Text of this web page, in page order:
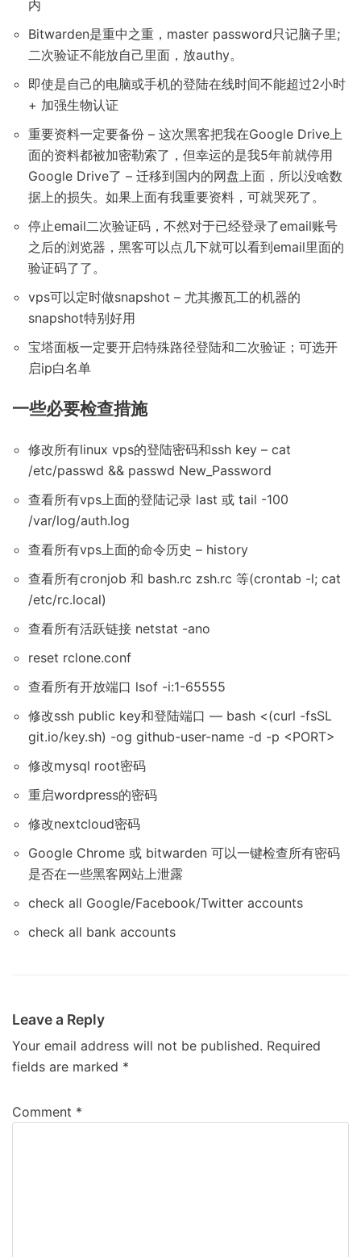
内
Bitwarden是重中之重，master password只记脑子里;
二次验证不能放自己里面，放authy。
即使是自己的电脑或手机的登陆在线时间不能超过2小时
+ 加强生物认证
重要资料一定要备份 – 这次黑客把我在Google Drive上
面的资料都被加密勒索了，但幸运的是我5年前就停用
Google Drive了 – 迁移到国内的网盘上面，所以没啥数
据上的损失。如果上面有我重要资料，可就哭死了。
停止email二次验证码，不然对于已经登录了email账号
之后的浏览器，黑客可以点几下就可以看到email里面的
验证码了了。
vps可以定时做snapshot – 尤其搬瓦工的机器的
snapshot特别好用
宝塔面板一定要开启特殊路径登陆和二次验证；可选开
启ip白名单
一些必要检查措施
修改所有linux vps的登陆密码和ssh key – cat
/etc/passwd && passwd New_Password
查看所有vps上面的登陆记录 last 或 tail -100
/var/log/auth.log
查看所有vps上面的命令历史 – history
查看所有cronjob 和 bash.rc zsh.rc 等(crontab -l; cat
/etc/rc.local)
查看所有活跃链接 netstat -ano
reset rclone.conf
查看所有开放端口 lsof -i:1-65555
修改ssh public key和登陆端口 — bash <(curl -fsSL
git.io/key.sh) -og github-user-name -d -p <PORT>
修改mysql root密码
重启wordpress的密码
修改nextcloud密码
Google Chrome 或 bitwarden 可以一键检查所有密码
是否在一些黑客网站上泄露
check all Google/Facebook/Twitter accounts
check all bank accounts
Leave a Reply
Your email address will not be published. Required
fields are marked *
Comment *